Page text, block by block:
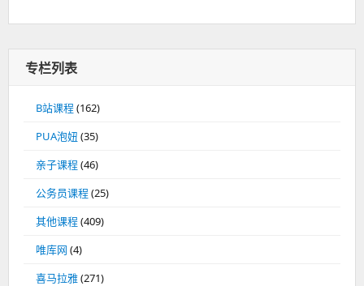
专栏列表
B站课程(162)
PUA泡妞 (35)
亲子课程(46)
公务员课程(25)
其他课程(409)
唯库网 (4)
喜马拉雅(271)